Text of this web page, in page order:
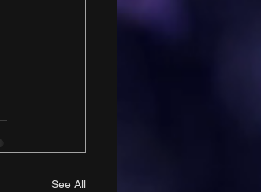
See All